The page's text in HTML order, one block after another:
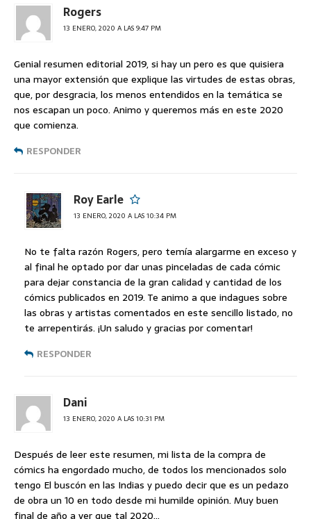
Rogers
13 ENERO, 2020 A LAS 9:47 PM
Genial resumen editorial 2019, si hay un pero es que quisiera
una mayor extensión que explique las virtudes de estas obras,
que, por desgracia, los menos entendidos en la temática se
nos escapan un poco. Animo y queremos más en este 2020
que comienza.
RESPONDER
Roy Earle
13 ENERO, 2020 A LAS 10:34 PM
No te falta razón Rogers, pero temía alargarme en exceso y
al final he optado por dar unas pinceladas de cada cómic
para dejar constancia de la gran calidad y cantidad de los
cómics publicados en 2019. Te animo a que indagues sobre
las obras y artistas comentados en este sencillo listado, no
te arrepentirás. ¡Un saludo y gracias por comentar!
RESPONDER
Dani
13 ENERO, 2020 A LAS 10:31 PM
Después de leer este resumen, mi lista de la compra de
cómics ha engordado mucho, de todos los mencionados solo
tengo El buscón en las Indias y puedo decir que es un pedazo
de obra un 10 en todo desde mi humilde opinión. Muy buen
final de año a ver que tal 2020…